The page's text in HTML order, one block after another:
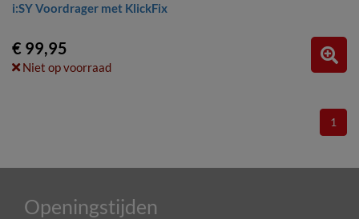
i:SY Voordrager met KlickFix
€ 99,95
Niet op voorraad
1
Openingstijden